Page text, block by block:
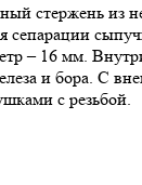
стержень из
сепарации
– 16 мм.
и бора. С
с резьбой.